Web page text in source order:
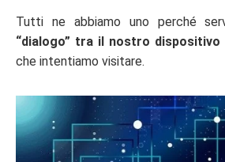
Tutti ne abbiamo uno perché
“dialogo” tra il nostro
che intentiamo visitare.